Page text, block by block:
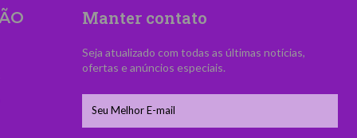
Manter contato
Seja atualizado com todas as últimas notícias,
ofertas e anúncios especiais.